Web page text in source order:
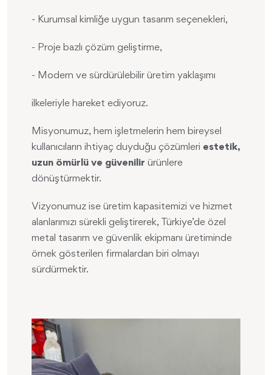
- Kurumsal kimliğe uygun tasarım seçenekleri,
- Proje bazlı çözüm geliştirme,
- Modern ve sürdürülebilir üretim yaklaşımı
ilkeleriyle hareket ediyoruz.
Misyonumuz, hem işletmelerin hem bireysel
kullanıcıların ihtiyaç duyduğu çözümleri estetik,
uzun ömürlü ve güvenilir ürünlere
dönüştürmektir.
Vizyonumuz ise üretim kapasitemizi ve hizmet
alanlarımızı sürekli geliştirerek, Türkiye’de özel
metal tasarım ve güvenlik ekipmanı üretiminde
örnek gösterilen firmalardan biri olmayı
sürdürmektir.